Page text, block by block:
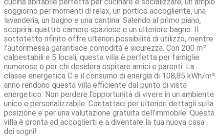
cucina abitabile perfetta per cucinare e socializzare, un ampio
soggiorno per momenti di relax, un portico accogliente, una
lavanderia, un bagno e una cantina. Salendo al primo piano,
scoprirai quattro camere spaziose e un ulteriore bagno. Il
sottotetto rifinito offre ulteriori possibilità di utilizzo, mentre
l’autorimessa garantisce comodità e sicurezza. Con 200 m²
calpestabili e 5 locali, questa villa è perfetta per famiglie
numerose o per chi desidera ospitare amici e parenti. La
classe energetica C e il consumo di energia di 108,85 kWh/m²
anno rendono questa villa efficiente dal punto di vista
energetico. Non perdere l’opportunità di vivere in un ambiente
unico e personalizzabile. Contattaci per ulteriori dettagli sulla
posizione e per una valutazione gratuita dell’immobile. Questa
villa è pronta ad accoglierti e a diventare la tua nuova casa
dei sogni! .